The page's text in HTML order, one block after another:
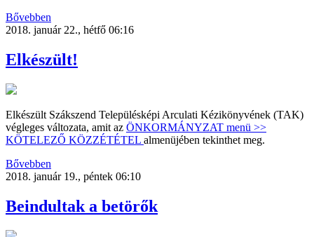
Bővebben
2018. január 22., hétfő 06:16
Elkészült!
Elkészült Szákszend Településképi Arculati Kézikönyvének (TAK)
végleges változata, amit az ÖNKORMÁNYZAT menü >>
KÖTELEZŐ KÖZZÉTÉTEL almenüjében tekinthet meg.
Bővebben
2018. január 19., péntek 06:10
Beindultak a betörők